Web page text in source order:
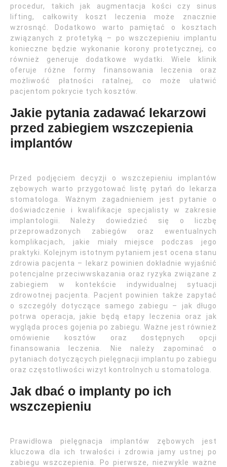
procedur, takich jak augmentacja kości czy sinus
lifting, całkowity koszt leczenia może znacznie
wzrosnąć. Dodatkowo warto pamiętać o kosztach
związanych z protetyką – po wszczepieniu implantu
konieczne będzie wykonanie korony protetycznej, co
również generuje dodatkowe wydatki. Wiele klinik
oferuje różne formy finansowania leczenia oraz
możliwość płatności ratalnej, co może ułatwić
pacjentom pokrycie tych kosztów.
Jakie pytania zadawać lekarzowi
przed zabiegiem wszczepienia
implantów
Przed podjęciem decyzji o wszczepieniu implantów
zębowych warto przygotować listę pytań do lekarza
stomatologa. Ważnym zagadnieniem jest pytanie o
doświadczenie i kwalifikacje specjalisty w zakresie
implantologii. Należy dowiedzieć się o liczbę
przeprowadzonych zabiegów oraz ewentualnych
komplikacjach, jakie miały miejsce podczas jego
praktyki. Kolejnym istotnym pytaniem jest ocena stanu
zdrowia pacjenta – lekarz powinien dokładnie wyjaśnić
potencjalne przeciwwskazania oraz ryzyka związane z
zabiegiem w kontekście indywidualnej sytuacji
zdrowotnej pacjenta. Pacjent powinien także zapytać
o szczegóły dotyczące samego zabiegu – jak długo
potrwa operacja, jakie będą etapy leczenia oraz jak
wygląda proces gojenia po zabiegu. Ważne jest również
omówienie kosztów oraz dostępnych opcji
finansowania leczenia. Nie należy zapominać o
pytaniach dotyczących pielęgnacji implantu po zabiegu
oraz częstotliwości wizyt kontrolnych u stomatologa.
Jak dbać o implanty po ich
wszczepieniu
Prawidłowa pielęgnacja implantów zębowych jest
kluczowa dla ich trwałości i zdrowia jamy ustnej po
zabiegu wszczepienia. Po pierwsze, niezwykle ważne